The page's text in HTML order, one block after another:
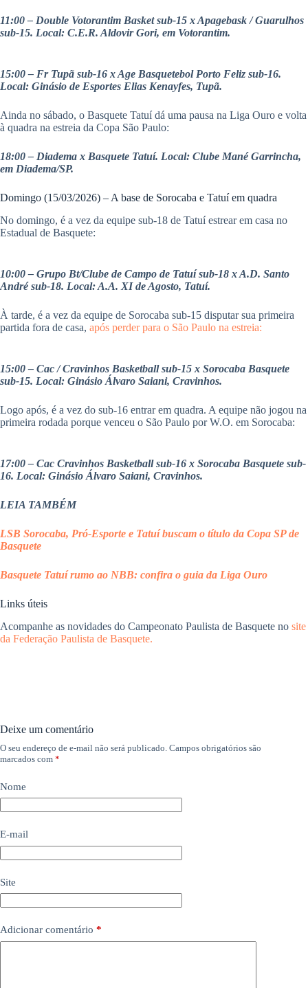
11:00 – Double Votorantim Basket sub-15 x Apagebask / Guarulhos
sub-15. Local: C.E.R. Aldovir Gori, em Votorantim.
15:00 – Fr Tupã sub-16 x Age Basquetebol Porto Feliz sub-16.
Local: Ginásio de Esportes Elias Kenayfes, Tupã.
Ainda no sábado, o Basquete Tatuí dá uma pausa na Liga Ouro e volta
à quadra na estreia da Copa São Paulo:
18:00 – Diadema x Basquete Tatuí. Local: Clube Mané Garrincha,
em Diadema/SP.
Domingo (15/03/2026) – A base de Sorocaba e Tatuí em quadra
No domingo, é a vez da equipe sub-18 de Tatuí estrear em casa no
Estadual de Basquete:
10:00 – Grupo Bt/Clube de Campo de Tatuí sub-18 x A.D. Santo
André sub-18. Local: A.A. XI de Agosto, Tatuí.
À tarde, é a vez da equipe de Sorocaba sub-15 disputar sua primeira
partida fora de casa, após perder para o São Paulo na estreia:
15:00 – Cac / Cravinhos Basketball sub-15 x Sorocaba Basquete
sub-15. Local: Ginásio Álvaro Saiani, Cravinhos.
Logo após, é a vez do sub-16 entrar em quadra. A equipe não jogou na
primeira rodada porque venceu o São Paulo por W.O. em Sorocaba:
17:00 – Cac Cravinhos Basketball sub-16 x Sorocaba Basquete sub-
16. Local: Ginásio Álvaro Saiani, Cravinhos.
LEIA TAMBÉM
LSB Sorocaba, Pró-Esporte e Tatuí buscam o título da Copa SP de
Basquete
Basquete Tatuí rumo ao NBB: confira o guia da Liga Ouro
Links úteis
Acompanhe as novidades do Campeonato Paulista de Basquete no site
da Federação Paulista de Basquete.
Deixe um comentário
O seu endereço de e-mail não será publicado. Campos obrigatórios são
marcados com *
Nome
E-mail
Site
Adicionar comentário *